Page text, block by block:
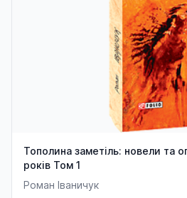
Тополина заметіль: новели та
років Том 1
Роман Іваничук